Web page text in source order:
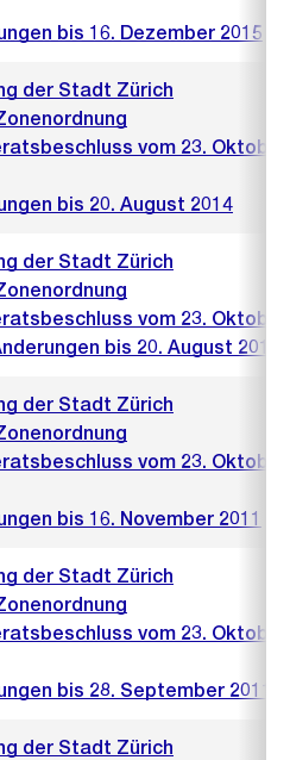
bis 16. Dezember 2015
der Stadt Zürich
vom 23. Oktober
bis 20. August 2014
der Stadt Zürich
vom 23. Oktober
bis 20. August 2014
der Stadt Zürich
vom 23. Oktober
bis 16. November 2011
der Stadt Zürich
vom 23. Oktober
bis 28. September 2011
der Stadt Zürich